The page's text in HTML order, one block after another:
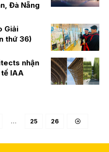
Đà Nẵng
Giải
thứ 36)
nhận
IAA
… 25 26